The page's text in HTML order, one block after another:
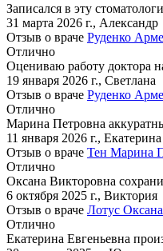
Записался в эту
31 марта 2026 г., Александр
Отзыв о враче Руденко
Отлично
Оцениваю работу доктора
19 января 2026 г., Светлана
Отзыв о враче Руденко
Отлично
Марина Петровна
11 января 2026 г., Екатерина
Отзыв о враче Тен Марина
Отлично
Оксана Викторовна
6 октября 2025 г., Виктория
Отзыв о враче Лотус
Отлично
Екатерина Евгеньевна